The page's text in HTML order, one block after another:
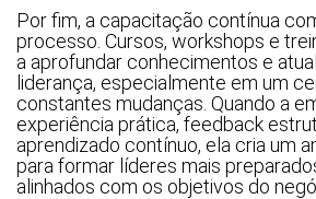
Por fim, a capacitação contínua
processo. Cursos, workshops e
a aprofundar conhecimentos e
liderança, especialmente em um
constantes mudanças. Quando a
experiência prática, feedback
aprendizado contínuo, ela cria um
para formar líderes mais
alinhados com os objetivos do